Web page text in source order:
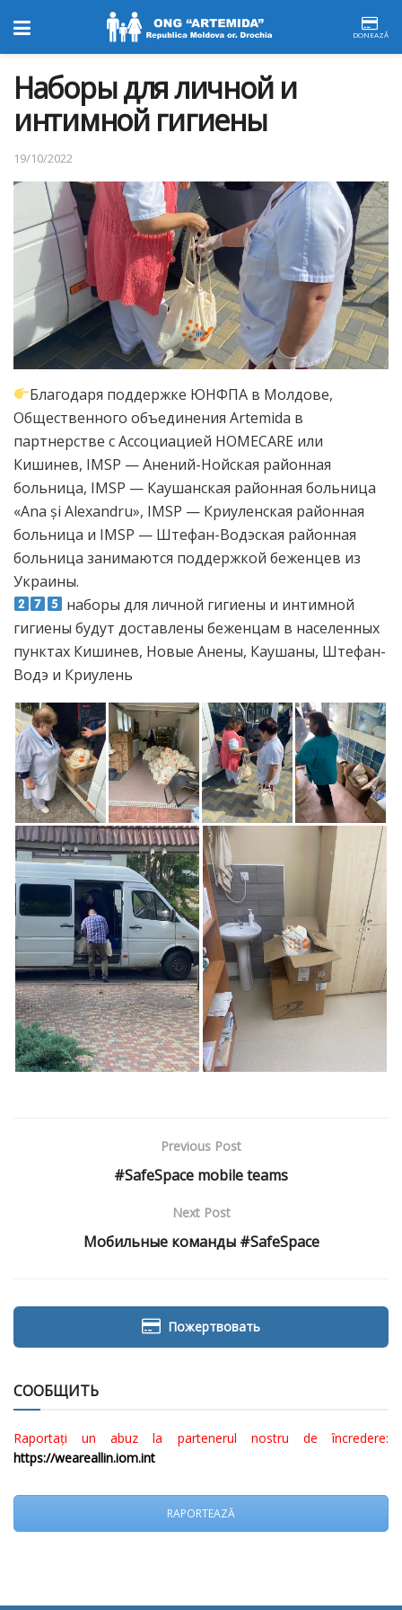
DONEAZĂ
Hаборы для личной и
интимной гигиены
19/10/2022
Благодаря поддержке ЮНФПА в Молдове,
Общественного объединения Artemida в
партнерстве с Ассоциацией HOMECARE или
Кишинев, IMSP — Анений-Нойская районная
больница, IMSP — Каушанская районная больница
«Ana și Alexandru», IMSP — Криуленская районная
больница и IMSP — Штефан-Водэская районная
больница занимаются поддержкой беженцев из
Украины.
наборы для личной гигиены и интимной
гигиены будут доставлены беженцам в населенных
пунктах Кишинев, Новые Анены, Каушаны, Штефан-
Водэ и Криулень
Previous Post
#SafeSpace mobile teams
Next Post
Мобильные команды #SafeSpace
Пожертвовать
СООБЩИТЬ
Raportați un abuz la partenerul nostru de încredere:
https://weareallin.iom.int
RAPORTEAZĂ